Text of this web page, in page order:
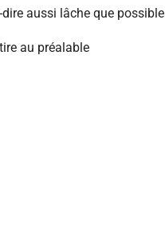
aussi lâche que possible
au préalable